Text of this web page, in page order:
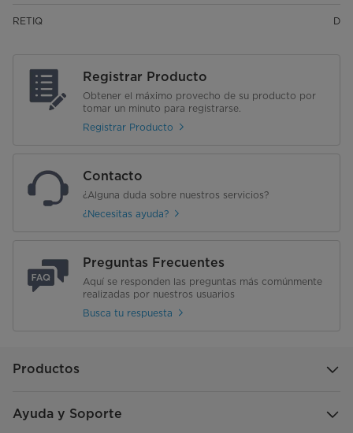
RETIQ D
Registrar Producto
Obtener el máximo provecho de su producto por
tomar un minuto para registrarse.
Registrar Producto
Contacto
¿Alguna duda sobre nuestros servicios?
¿Necesitas ayuda?
Preguntas Frecuentes
Aquí se responden las preguntas más comúnmente
realizadas por nuestros usuarios
Busca tu respuesta
Productos
Ayuda y Soporte